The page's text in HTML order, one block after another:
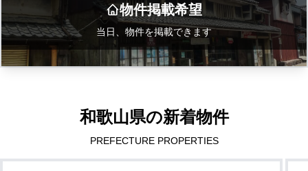
物件掲載希望
当日、物件を掲載できます
和歌山県の新着物件
PREFECTURE PROPERTIES